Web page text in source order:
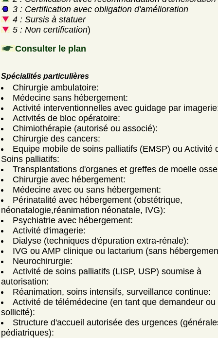
3 : Certification avec obligation d'amélioration
4 : Sursis à statuer
5 : Non certification)
Consulter le plan
Spécialités particulières
Chirurgie ambulatoire:
Médecine sans hébergement:
Activité interventionnelles avec guidage par
Activités de bloc opératoire:
Chimiothérapie (autorisé ou associé):
Chirurgie des cancers:
Equipe mobile de soins palliatifs (EMSP) ou Activité
Soins palliatifs:
Transplantations d'organes et greffes de moelle
Chirurgie avec hébergement:
Médecine avec ou sans hébergement:
Périnatalité avec hébergement (obstétrique,
néonatalogie,réanimation néonatale, IVG):
Psychiatrie avec hébergement:
Activité d'imagerie:
Dialyse (techniques d'épuration extra-rénale):
IVG ou AMP clinique ou lactarium (sans
Neurochirurgie:
Activité de soins palliatifs (LISP, USP) soumise à
autorisation:
Réanimation, soins intensifs, surveillance continue:
Activité de télémédecine (en tant que demandeur ou
sollicité):
Structure d'accueil autorisée des urgences
pédiatriques):